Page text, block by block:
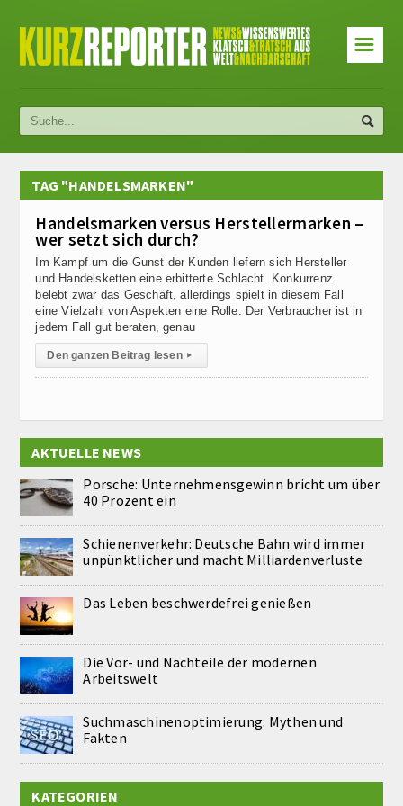
☰
TAG "HANDELSMARKEN"
Handelsmarken versus Herstellermarken –
wer setzt sich durch?
Im Kampf um die Gunst der Kunden liefern sich Hersteller
und Handelsketten eine erbitterte Schlacht. Konkurrenz
belebt zwar das Geschäft, allerdings spielt in diesem Fall
eine Vielzahl von Aspekten eine Rolle. Der Verbraucher ist in
jedem Fall gut beraten, genau
Den ganzen Beitrag lesen ▸
AKTUELLE NEWS
Porsche: Unternehmensgewinn bricht um über
40 Prozent ein
Schienenverkehr: Deutsche Bahn wird immer
unpünktlicher und macht Milliardenverluste
Das Leben beschwerdefrei genießen
Die Vor- und Nachteile der modernen
Arbeitswelt
Suchmaschinenoptimierung: Mythen und
Fakten
KATEGORIEN